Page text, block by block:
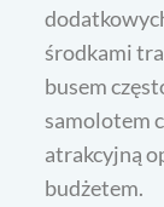
środkami
busem
samolotem
atrakcyjną
budżetem.